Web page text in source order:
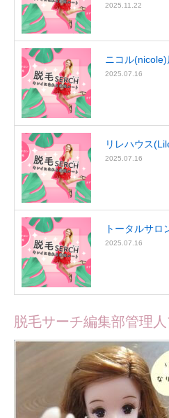
2025.11.22
ニコル(nicole)
2025.07.16
リレハウス
2025.07.16
トータルサロ
2025.07.16
脱毛サーチ編集部管理